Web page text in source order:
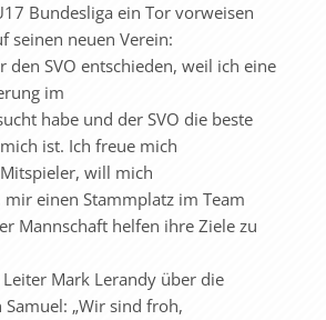
Bundesliga ein Tor vorweisen
seinen neuen Verein:
den SVO entschieden, weil ich eine
im
habe und der SVO die beste
ist. Ich freue mich
will mich
einen Stammplatz im Team
Mannschaft helfen ihre Ziele zu
Mark Lerandy über die
„Wir sind froh,